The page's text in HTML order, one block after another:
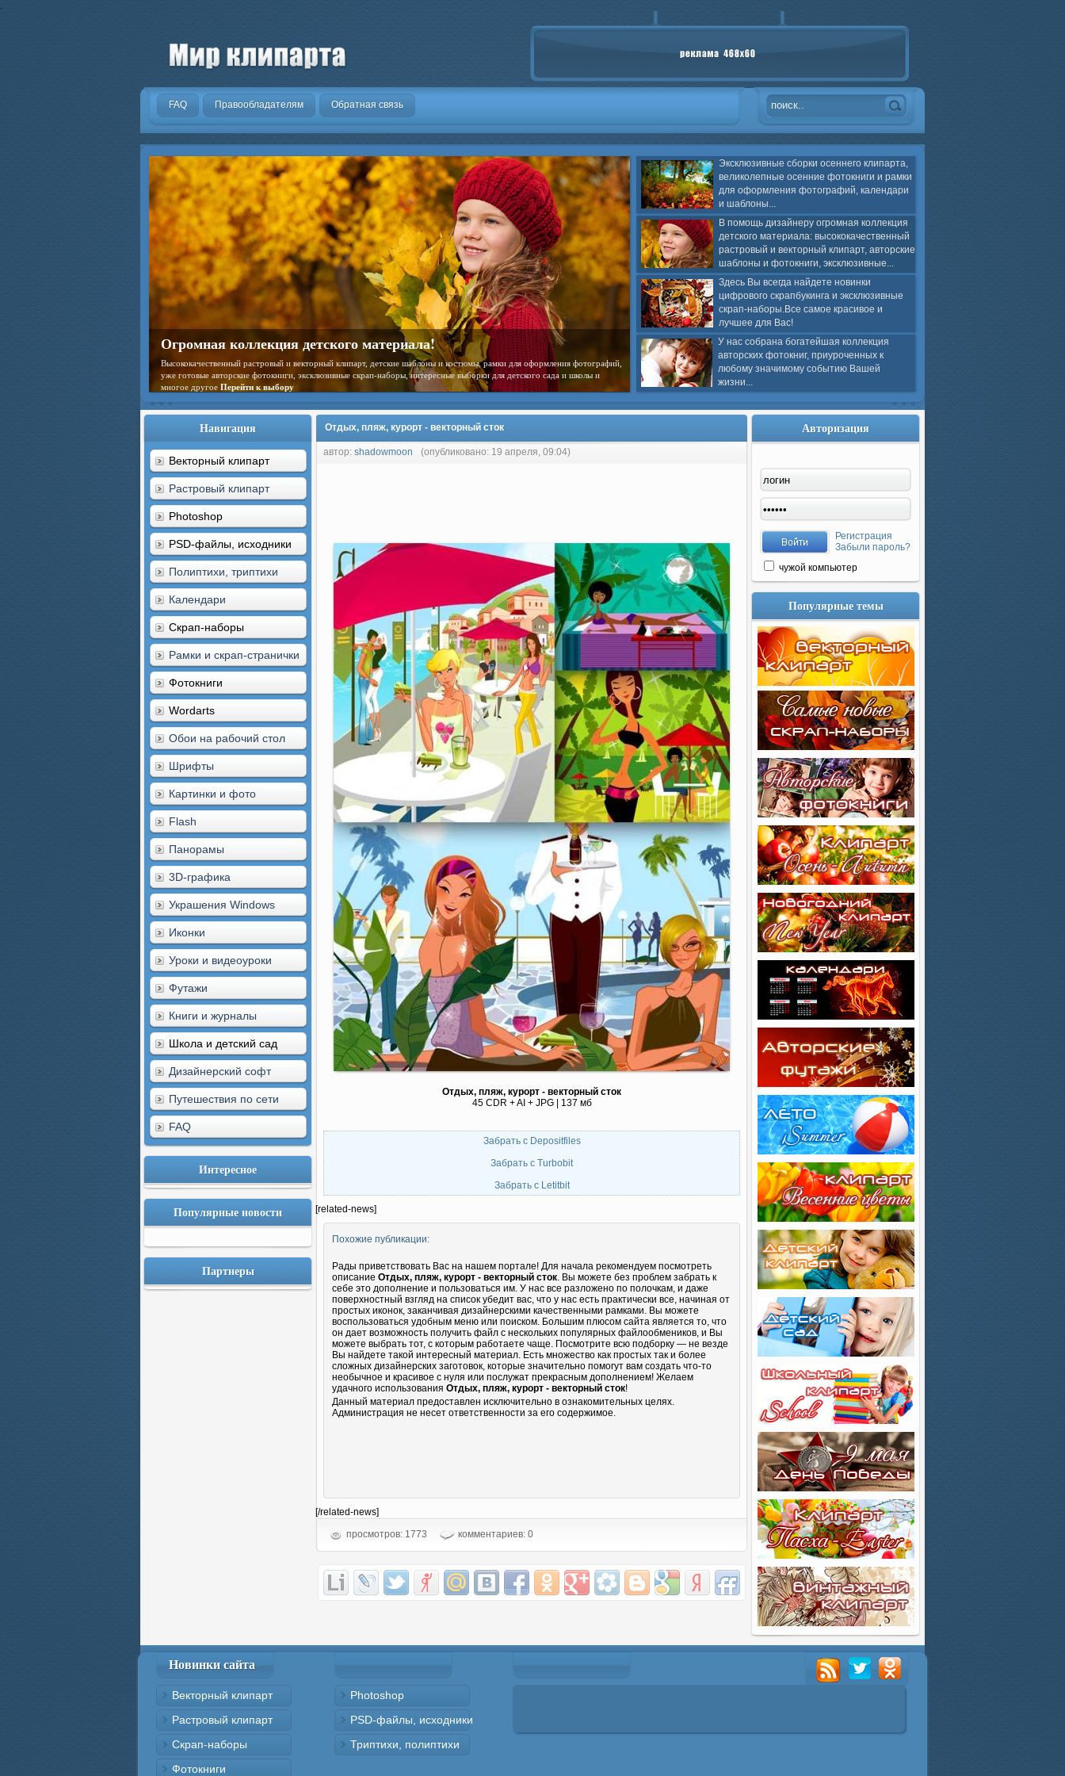
.
FAQ Правообладателям Обратная связь
Эксклюзивные сборки осеннего клипарта,
великолепные осенние фотокниги и рамки
для оформления фотографий, календари
и шаблоны...
В помощь дизайнеру огромная коллекция
детского материала: высококачественный
растровый и векторный клипарт, авторские
шаблоны и фотокниги, эксклюзивные...
Здесь Вы всегда найдете новинки
цифрового скрапбукинга и эксклюзивные
скрап-наборы.Все самое красивое и
лучшее для Вас!
У нас собрана богатейшая коллекция
авторских фотокниг, приуроченных к
любому значимому событию Вашей
жизни...
Огромная коллекция детского материала!
Высококачественный растровый и векторный клипарт, детские шаблоны и костюмы, рамки для оформления фотографий,
уже готовые авторские фотокниги, эксклюзивные скрап-наборы, интересные выборки для детского сада и школы и
многое другое Перейти к выбору
Навигация
Векторный клипарт
Растровый клипарт
Photoshop
PSD-файлы, исходники
Полиптихи, триптихи
Календари
Скрап-наборы
Рамки и скрап-странички
Фотокниги
Wordarts
Обои на рабочий стол
Шрифты
Картинки и фото
Flash
Панорамы
3D-графика
Украшения Windows
Иконки
Уроки и видеоуроки
Футажи
Книги и журналы
Школа и детский сад
Дизайнерский софт
Путешествия по сети
FAQ
Интересное
Популярные новости
Партнеры
Отдых, пляж, курорт - векторный сток
автор: shadowmoon (опубликовано: 19 апреля, 09:04)
Отдых, пляж, курорт - векторный сток
45 CDR + AI + JPG | 137 мб
Забрать с Depositfiles
Забрать с Turbobit
Забрать с Letitbit
[related-news]
Похожие публикации:
Рады приветствовать Вас на нашем портале! Для начала рекомендуем посмотреть
описание Отдых, пляж, курорт - векторный сток. Вы можете без проблем забрать к
себе это дополнение и пользоваться им. У нас все разложено по полочкам, и даже
поверхностный взгляд на список убедит вас, что у нас есть практически все, начиная от
простых иконок, заканчивая дизайнерскими качественными рамками. Вы можете
воспользоваться удобным меню или поиском. Большим плюсом сайта является то, что
он дает возможность получить файл с нескольких популярных файлообмеников, и Вы
можете выбрать тот, с которым работаете чаще. Посмотрите всю подборку — не везде
Вы найдете такой интересный материал. Есть множество как простых так и более
сложных дизайнерских заготовок, которые значительно помогут вам создать что-то
необычное и красивое с нуля или послужат прекрасным дополнением! Желаем
удачного использования Отдых, пляж, курорт - векторный сток!
Данный материал предоставлен исключительно в ознакомительных целях.
Администрация не несет ответственности за его содержимое.
[/related-news]
просмотров: 1773
комментариев: 0
Авторизация
Регистрация
Забыли пароль?
чужой компьютер
Популярные темы
Новинки сайта
Векторный клипарт
Растровый клипарт
Скрап-наборы
Фотокниги
Photoshop
PSD-файлы, исходники
Триптихи, полиптихи